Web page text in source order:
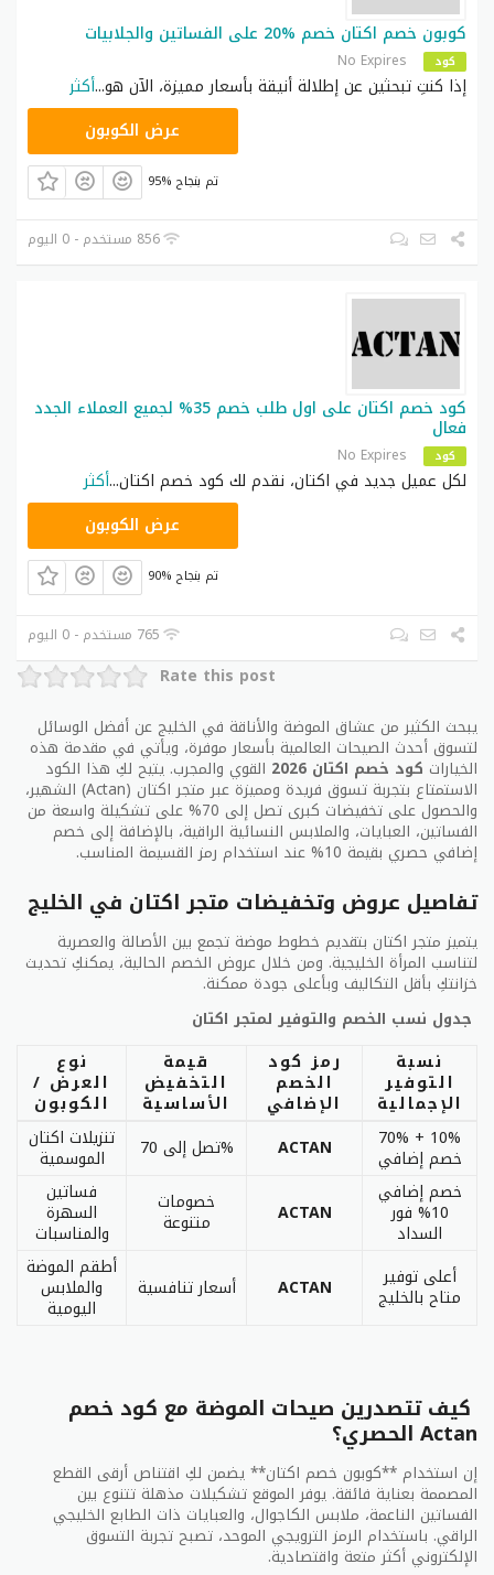
كوبون خصم اكتان خصم %20 على الفساتين والجلابيات
كود No Expires
إذا كنتِ تبحثين عن إطلالة أنيقة بأسعار مميزة، الآن هو...أكثر
عرض الكوبون
95% تم بنجاح
856 مستخدم - 0 اليوم
كود خصم اكتان على اول طلب خصم 35% لجميع العملاء الجدد
فعال
كود No Expires
لكل عميل جديد في اكتان، نقدم لك كود خصم اكتان...أكثر
ACTANعرض الكوبون
90% تم بنجاح
765 مستخدم - 0 اليوم
Rate this post
يبحث الكثير من عشاق الموضة والأناقة في الخليج عن أفضل الوسائل
لتسوق أحدث الصيحات العالمية بأسعار موفرة، ويأتي في مقدمة هذه
الخيارات كود خصم اكتان 2026 القوي والمجرب. يتيح لكِ هذا الكود
الاستمتاع بتجربة تسوق فريدة ومميزة عبر متجر اكتان (Actan) الشهير،
والحصول على تخفيضات كبرى تصل إلى 70% على تشكيلة واسعة من
الفساتين، العبايات، والملابس النسائية الراقية، بالإضافة إلى خصم
إضافي حصري بقيمة 10% عند استخدام رمز القسيمة المناسب.
تفاصيل عروض وتخفيضات متجر اكتان في الخليج
يتميز متجر اكتان بتقديم خطوط موضة تجمع بين الأصالة والعصرية
لتناسب المرأة الخليجية. ومن خلال عروض الخصم الحالية، يمكنكِ تحديث
خزانتكِ بأقل التكاليف وبأعلى جودة ممكنة.
جدول نسب الخصم والتوفير لمتجر اكتان
نوع
العرض /
الكوبون
قيمة
التخفيض
الأساسية
رمز كود
الخصم
الإضافي
نسبة
التوفير
الإجمالية
تنزيلات اكتان
الموسمية تصل إلى 70% ACTAN 70% + 10%
خصم إضافي
فساتين
السهرة
والمناسبات
خصومات
متنوعة ACTAN
خصم إضافي
10% فور
السداد
أطقم الموضة
والملابس
اليومية
أسعار تنافسية ACTAN أعلى توفير
متاح بالخليج
كيف تتصدرين صيحات الموضة مع كود خصم
Actan الحصري؟
إن استخدام **كوبون خصم اكتان** يضمن لكِ اقتناص أرقى القطع
المصممة بعناية فائقة. يوفر الموقع تشكيلات مذهلة تتنوع بين
الفساتين الناعمة، ملابس الكاجوال، والعبايات ذات الطابع الخليجي
الراقي. باستخدام الرمز الترويجي الموحد، تصبح تجربة التسوق
الإلكتروني أكثر متعة واقتصادية.